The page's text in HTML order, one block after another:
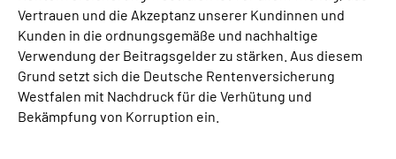
Inhalte in Gebärdensprache (DGS)
Leichte Sprache
Vertrauen und die Akzeptanz unserer Kundinnen und
Kunden in die ordnungsgemäße und nachhaltige
Verwendung der Beitragsgelder zu stärken. Aus diesem
Grund setzt sich die Deutsche Rentenversicherung
Westfalen mit Nachdruck für die Verhütung und
Bekämpfung von Korruption ein.